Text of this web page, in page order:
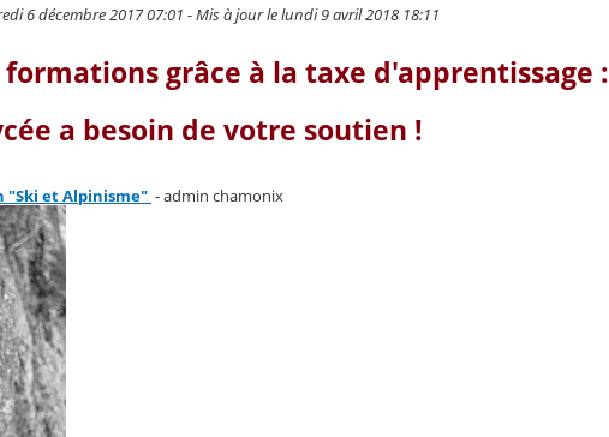
6 décembre 2017 07:01 - Mis à jour le lundi 9 avril 2018 18:11
grâce à la taxe d'apprentissage :
a besoin de votre soutien !
et Alpinisme" - admin chamonix